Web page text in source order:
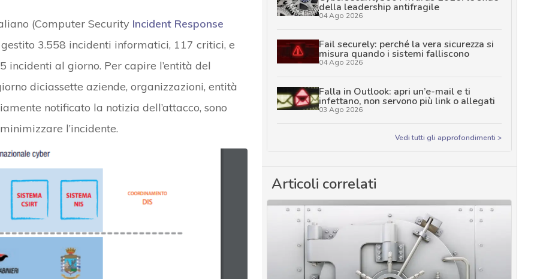
(Computer Security Incident Response
3.558 incidenti informatici, 117 critici, e
al giorno. Per capire l’entità del
diciassette aziende, organizzazioni, entità
notificato la notizia dell’attacco, sono
l’incidente.
della leadership antifragile
04 Ago 2026
Fail securely: perché la vera sicurezza si
misura quando i sistemi falliscono
04 Ago 2026
Falla in Outlook: apri un’e-mail e ti
infettano, non servono più link o allegati
03 Ago 2026
Vedi tutti gli approfondimenti >
Articoli correlati